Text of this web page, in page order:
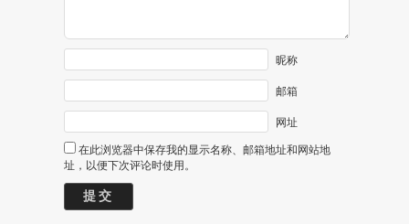
昵称
邮箱
网址
在此浏览器中保存我的显示名称、邮箱地址和网站地
址，以便下次评论时使用。